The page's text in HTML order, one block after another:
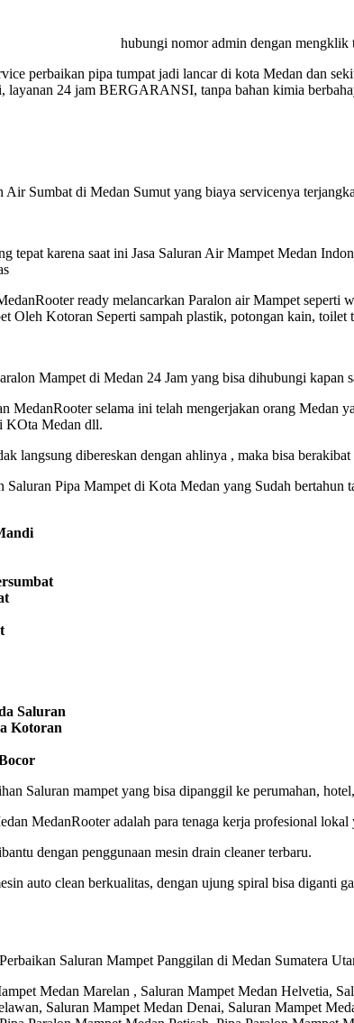
hubungi nomor admin dengan
perbaikan pipa tumpat jadi lancar di kota Medan dan
layanan 24 jam BERGARANSI, tanpa bahan kimia
Air Sumbat di Medan Sumut yang biaya servicenya
tepat karena saat ini Jasa Saluran Air Mampet Medan
ready melancarkan Paralon air Mampet
Oleh Kotoran Seperti sampah plastik, potongan kain, toilet
Mampet di Medan 24 Jam yang bisa dihubungi kapan
MedanRooter selama ini telah mengerjakan orang
KOta Medan dll.
langsung dibereskan dengan ahlinya , maka bisa
Saluran Pipa Mampet di Kota Medan yang Sudah
Saluran
Kotoran
Saluran mampet yang bisa dipanggil ke perumahan,
MedanRooter adalah para tenaga kerja profesional
dengan penggunaan mesin drain cleaner terbaru.
auto clean berkualitas, dengan ujung spiral bisa
Saluran Mampet Panggilan di Medan Sumatera
Medan Marelan , Saluran Mampet Medan Helvetia,
Saluran Mampet Medan Denai, Saluran Mampet